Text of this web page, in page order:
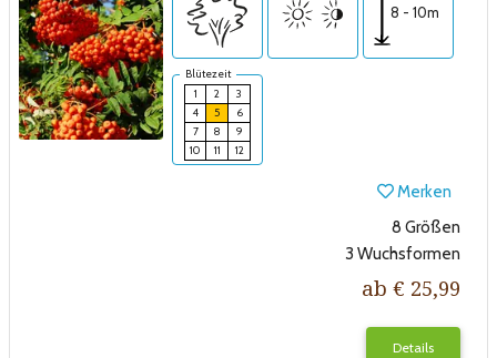
8 - 10m
Blütezeit
1
2
3
4
5
6
7
8
9
10
11 12
Merken
8 Größen
3 Wuchsformen
ab € 25,99
Details